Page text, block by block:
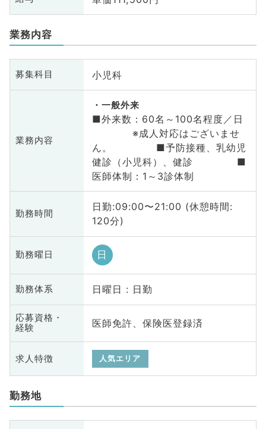
業務内容
募集科目 小児科
業務内容
一般外来
■外来数：60名～100名程度／日
※成人対応はございませ
ん。 ■予防接種、乳幼児
健診（小児科）、健診 ■
医師体制：1～3診体制
勤務時間
日勤:09:00〜21:00 (休憩時間:
120分)
勤務曜日 日
勤務体系 日曜日 : 日勤
応募資格・
経験
医師免許、保険医登録済
求人特徴 人気エリア
勤務地